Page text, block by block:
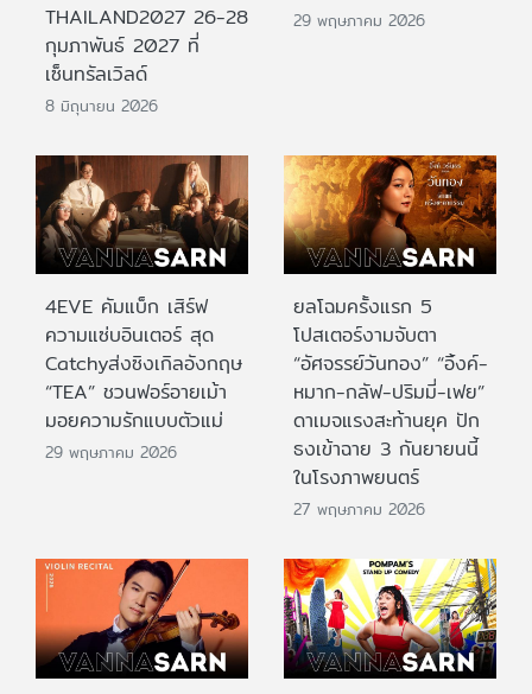
THAILAND2027 26-28
กุมภาพันธ์ 2027 ที่
เซ็นทรัลเวิลด์
8 มิถุนายน 2026
29 พฤษภาคม 2026
4EVE คัมแบ็ก เสิร์ฟ
ความแซ่บอินเตอร์ สุด
Catchyส่งซิงเกิลอังกฤษ
“TEA” ชวนฟอร์อายเม้า
มอยความรักแบบตัวแม่
29 พฤษภาคม 2026
ยลโฉมครั้งแรก 5
โปสเตอร์งามจับตา
“อัศจรรย์วันทอง” “อิ้งค์-
หมาก-กลัฟ-ปริมมี่-เฟย”
ดาเมจแรงสะท้านยุค ปัก
ธงเข้าฉาย 3 กันยายนนี้
ในโรงภาพยนตร์
27 พฤษภาคม 2026